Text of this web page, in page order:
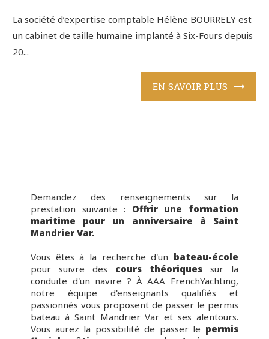
La société d’expertise comptable Hélène BOURRELY est
un cabinet de taille humaine implanté à Six-Fours depuis
20...
EN SAVOIR PLUS
Demandez des renseignements sur la
prestation suivante : Offrir une formation
maritime pour un anniversaire à Saint
Mandrier Var.
Vous êtes à la recherche d'un bateau-école
pour suivre des cours théoriquessur la
conduite d'un navire ? À AAA FrenchYachting,
notre équipe d'enseignants qualifiés et
passionnés vous proposent de passer le permis
bateau à Saint Mandrier Var et ses alentours.
Vous aurez la possibilité de passer le permis